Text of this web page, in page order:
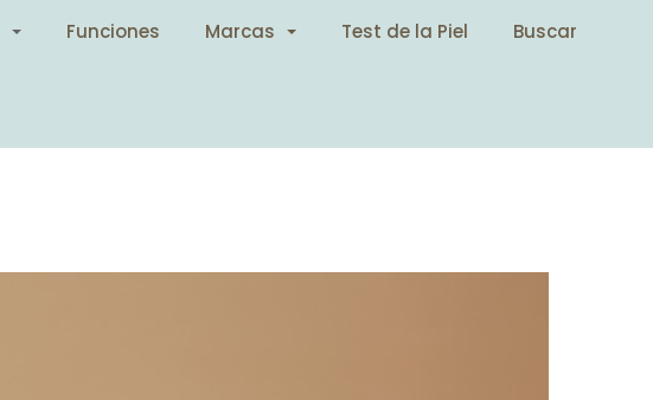
Funciones Marcas Test de la Piel
Buscar